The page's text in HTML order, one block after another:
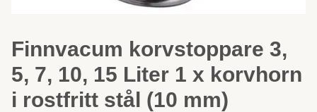
Finnvacum korvstoppare 3,
5, 7, 10, 15 Liter 1 x korvhorn
i rostfritt stål (10 mm)